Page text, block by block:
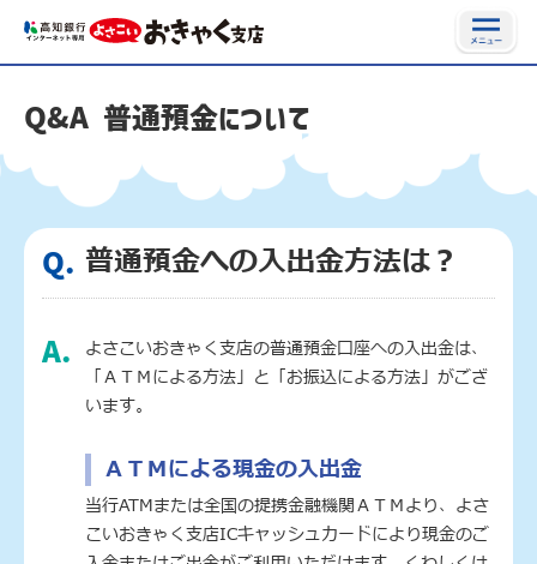
Q&A 普通預金について
Q. 普通預金への入出金方法は？
A.
よさこいおきゃく支店の普通預金口座への入出金は、
「ＡＴＭによる方法」と「お振込による方法」がござ
います。
ＡＴＭによる現金の入出金
当行ATMまたは全国の提携金融機関ＡＴＭより、よさ
こいおきゃく支店ICキャッシュカードにより現金のご